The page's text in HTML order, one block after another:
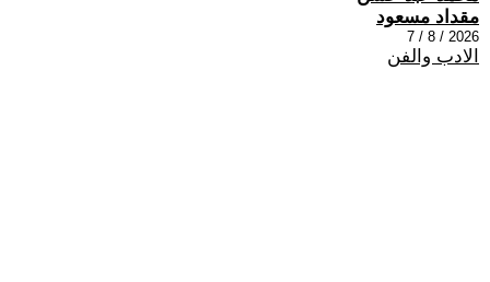
مقداد مسعود
2026 / 8 / 7
الادب والفن